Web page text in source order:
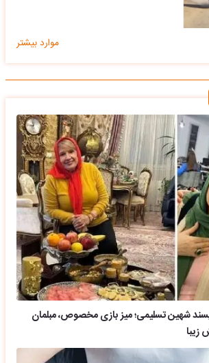
موارد بیشتر
شهین تسلیمی؛ میز بازی مخصوص، مبلمان
زیبا